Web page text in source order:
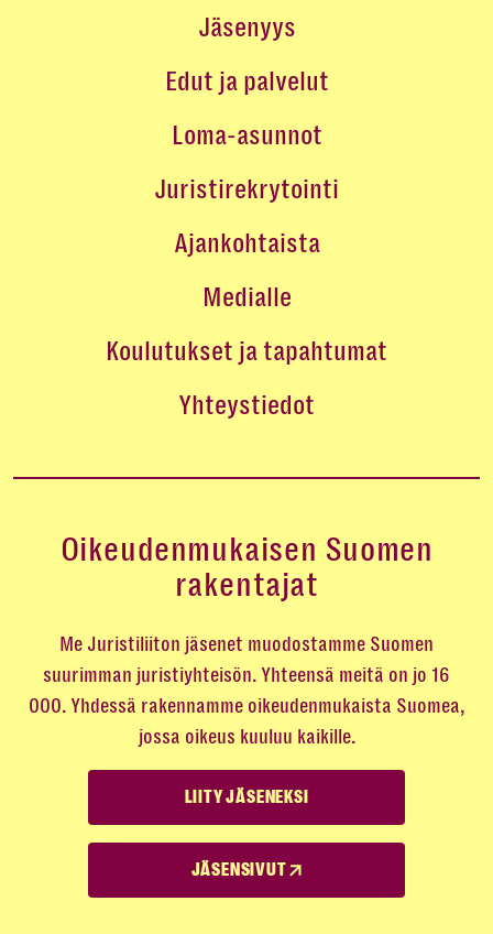
Jäsenyys
Edut ja palvelut
Loma-asunnot
Juristirekrytointi
Ajankohtaista
Medialle
Koulutukset ja tapahtumat
Yhteystiedot
Oikeudenmukaisen Suomen
rakentajat
Me Juristiliiton jäsenet muodostamme Suomen
suurimman juristiyhteisön. Yhteensä meitä on jo 16
000. Yhdessä rakennamme oikeudenmukaista Suomea,
jossa oikeus kuuluu kaikille.
LIITY JÄSENEKSI
JÄSENSIVUT